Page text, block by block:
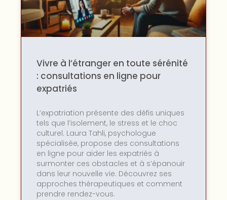
Vivre à l’étranger en toute sérénité
: consultations en ligne pour
expatriés
L’expatriation présente des défis uniques
tels que l’isolement, le stress et le choc
culturel. Laura Tahli, psychologue
spécialisée, propose des consultations
en ligne pour aider les expatriés à
surmonter ces obstacles et à s’épanouir
dans leur nouvelle vie. Découvrez ses
approches thérapeutiques et comment
prendre rendez-vous.